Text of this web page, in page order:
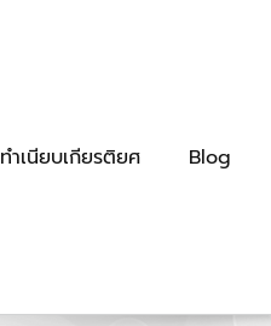
ทำเนียบเกียรติยศ Blog